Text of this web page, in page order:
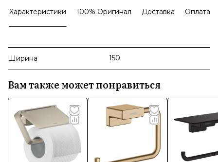
Характеристики 100% Оригинал Доставка Оплата
Ширина 150
Вам также может понравиться